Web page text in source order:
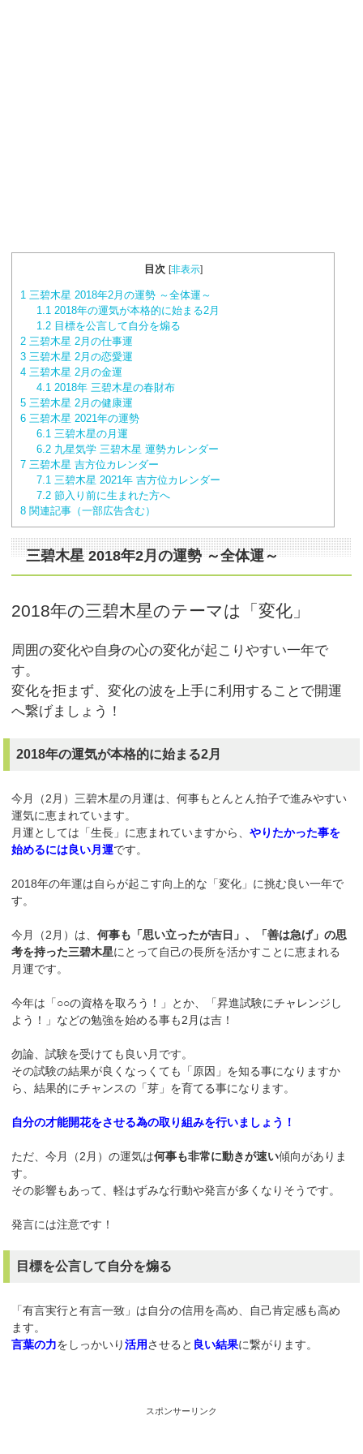
目次 [非表示]
1 三碧木星 2018年2月の運勢 ～全体運～
1.1 2018年の運気が本格的に始まる2月
1.2 目標を公言して自分を煽る
2 三碧木星 2月の仕事運
3 三碧木星 2月の恋愛運
4 三碧木星 2月の金運
4.1 2018年 三碧木星の春財布
5 三碧木星 2月の健康運
6 三碧木星 2021年の運勢
6.1 三碧木星の月運
6.2 九星気学 三碧木星 運勢カレンダー
7 三碧木星 吉方位カレンダー
7.1 三碧木星 2021年 吉方位カレンダー
7.2 節入り前に生まれた方へ
8 関連記事（一部広告含む）
三碧木星 2018年2月の運勢～全体運～
2018年の三碧木星のテーマは「変化」
周囲の変化や自身の心の変化が起こりやすい一年で
す。
変化を拒まず、変化の波を上手に利用することで開運
へ繋げましょう！
2018年の運気が本格的に始まる2月
今月（2月）三碧木星の月運は、何事もとんとん拍子で進みやすい
運気に恵まれています。
月運としては「生長」に恵まれていますから、やりたかった事を
始めるには良い月運です。
2018年の年運は自らが起こす向上的な「変化」に挑む良い一年で
す。
今月（2月）は、何事も「思い立ったが吉日」、「善は急げ」の思
考を持った三碧木星にとって自己の長所を活かすことに恵まれる
月運です。
今年は「○○の資格を取ろう！」とか、「昇進試験にチャレンジし
よう！」などの勉強を始める事も2月は吉！
勿論、試験を受けても良い月です。
その試験の結果が良くなっくても「原因」を知る事になりますか
ら、結果的にチャンスの「芽」を育てる事になります。
自分の才能開花をさせる為の取り組みを行いましょう！
ただ、今月（2月）の運気は何事も非常に動きが速い傾向がありま
す。
その影響もあって、軽はずみな行動や発言が多くなりそうです。
発言には注意です！
目標を公言して自分を煽る
「有言実行と有言一致」は自分の信用を高め、自己肯定感も高め
ます。
言葉の力をしっかいり活用させると 良い結果に繋がります。
スポンサーリンク